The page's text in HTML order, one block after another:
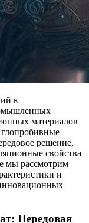
к
материалов
решение,
свойства
мы рассмотрим
и
Передовая